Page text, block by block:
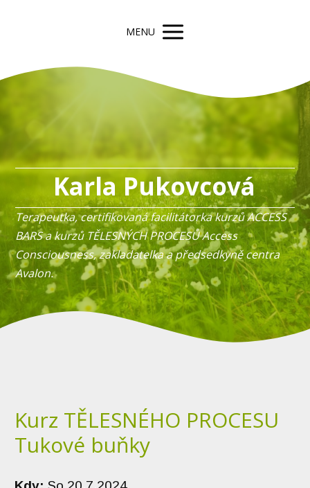
MENU
Karla Pukovcová
Terapeutka, certifikovaná facilitátorka kurzů ACCESS
BARS a kurzů TĚLESNÝCH PROCESŮ Access
Consciousness, zakladatelka a předsedkyně centra
Avalon.
Kurz TĚLESNÉHO PROCESU
Tukové buňky